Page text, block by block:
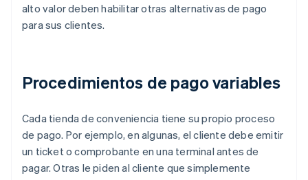
alto valor deben habilitar otras alternativas de pago
para sus clientes.
Procedimientos de pago variables
Cada tienda de conveniencia tiene su propio proceso
de pago. Por ejemplo, en algunas, el cliente debe emitir
un ticket o comprobante en una terminal antes de
pagar. Otras le piden al cliente que simplemente